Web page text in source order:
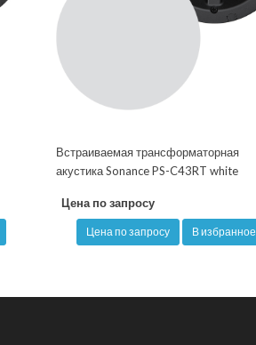
Встраиваемая трансформаторная
акустика Sonance PS-C43RT white
Цена по запросу
Цена по запросу В избранное